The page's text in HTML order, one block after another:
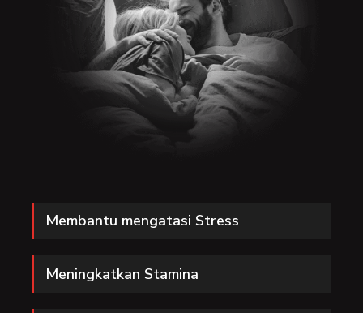
Membantu mengatasi Stress
Meningkatkan Stamina